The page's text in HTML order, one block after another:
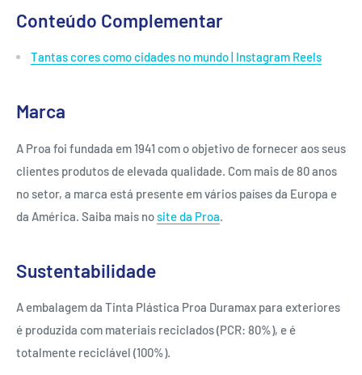
Conteúdo Complementar
Tantas cores como cidades no mundo | Instagram Reels
Marca
A Proa foi fundada em 1941 com o objetivo de fornecer aos seus
clientes produtos de elevada qualidade. Com mais de 80 anos
no setor, a marca está presente em vários países da Europa e
da América. Saiba mais nosite da Proa.
Sustentabilidade
A embalagem da Tinta Plástica Proa Duramax para exteriores
é produzida com materiais reciclados (PCR: 80%), e é
totalmente reciclável (100%).